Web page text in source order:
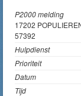
P2000 melding
17202
57392
Hulpdienst
Prioriteit
Datum
Tijd